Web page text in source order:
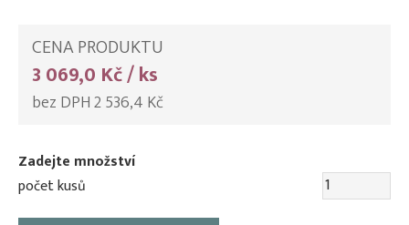
CENA PRODUKTU
3 069,0 Kč / ks
bez DPH 2 536,4 Kč
Zadejte množství
počet kusů